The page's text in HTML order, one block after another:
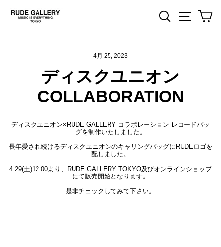
content
SearchSite
4月 25, 2023
ディスクユニオン
COLLABORATION
ディスクユニオン×RUDE GALLERY コラボレーション レコードバッ
グを制作いたしました。
長年愛され続けるディスクユニオンのキャリングバッグにRUDEロゴを
配しました。
4.29(土)12:00より、RUDE GALLERY TOKYO及びオンラインショップ
にて販売開始となります。
是非チェックしてみて下さい。